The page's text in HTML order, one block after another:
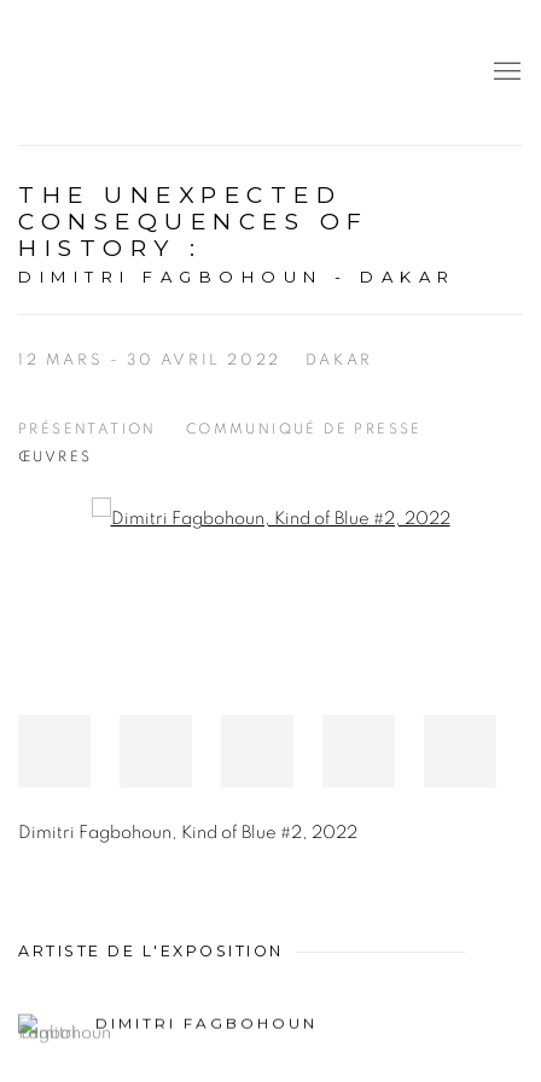
THE UNEXPECTED
CONSEQUENCES OF
HISTORY :
DIMITRI FAGBOHOUN - DAKAR
12 MARS - 30 AVRIL 2022 DAKAR
PRÉSENTATION
COMMUNIQUÉ DE PRESSE
ŒUVRES
Open a larger version of the following image in a popup:
Dimitri Fagbohoun Kind of Blue #2 2022
ARTISTE DE L'EXPOSITION
DIMITRI FAGBOHOUN